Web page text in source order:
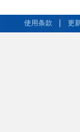
使用条款 | 更